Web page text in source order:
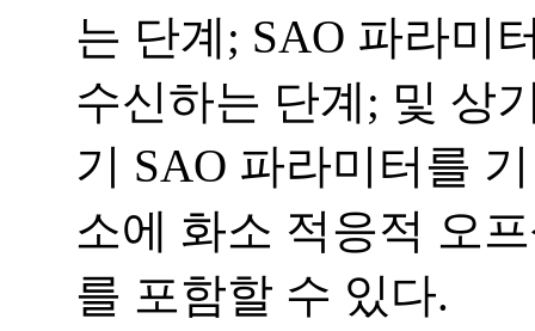
는 단계; SAO 파라미
수신하는 단계; 및 상
기 SAO 파라미터를
소에 화소 적응적 오
를 포함할 수 있다.